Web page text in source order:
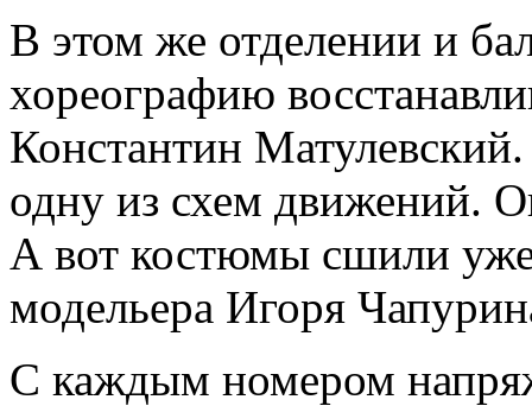
В этом же отделении и
хореографию
Константин
одну из схем движений.
А вот костюмы сшили уже
модельера Игоря
С каждым номером